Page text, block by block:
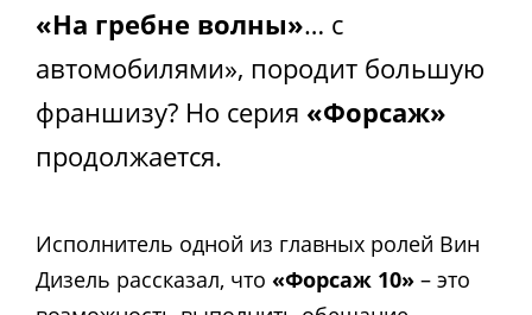
«На гребне волны»… с
автомобилями», породит большую
франшизу? Но серия «Форсаж»
продолжается.
Исполнитель одной из главных ролей Вин
Дизель рассказал, что «Форсаж 10» – это